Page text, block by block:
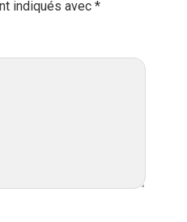
indiqués avec*